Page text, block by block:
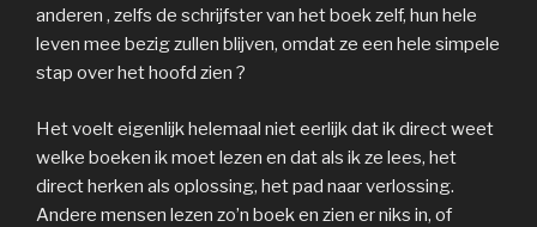
anderen , zelfs de schrijfster van het boek zelf, hun hele
leven mee bezig zullen blijven, omdat ze een hele simpele
stap over het hoofd zien ?
Het voelt eigenlijk helemaal niet eerlijk dat ik direct weet
welke boeken ik moet lezen en dat als ik ze lees, het
direct herken als oplossing, het pad naar verlossing.
Andere mensen lezen zo’n boek en zien er niks in, of